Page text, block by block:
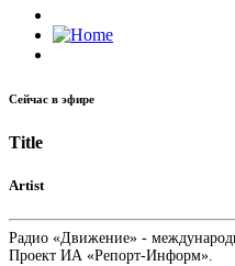
Сейчас в эфире
Title
Artist
Радио «Движение» -
Проект ИА «Репорт-Информ».